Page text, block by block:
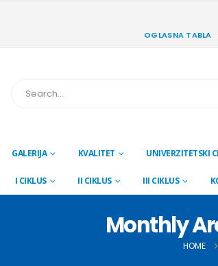
OGLASNA TABLA
GALERIJA KVALITET UNIVERZITETSKI
I CIKLUS II CIKLUS III CIKLUS
Monthly
HOME